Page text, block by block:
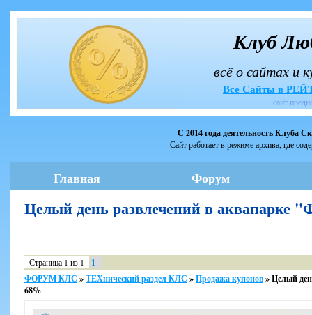
Клуб
всё о сайтах и
Все Сайты в
сайт
С 2014 года деятельность Клуба
Сайт работает в режиме архива, где
Главная Форум
Целый день развлечений в
Страница 1 из 1
1
ФОРУМ КЛС »ТЕХнический раздел КЛС »Продажа купонов»Целый
68%